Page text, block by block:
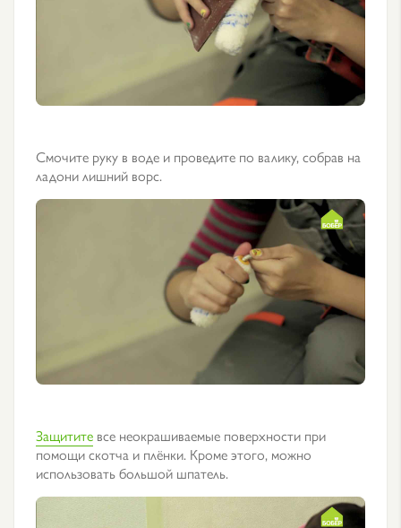
Смочите руку в воде и проведите по валику, собрав на
ладони лишний ворс.
Защитите все неокрашиваемые поверхности при
помощи скотча и плёнки. Кроме этого, можно
использовать большой шпатель.